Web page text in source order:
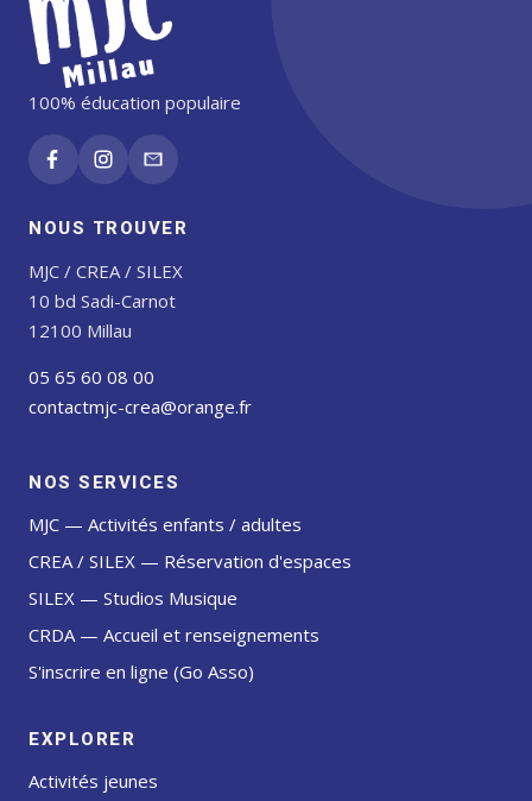
100% éducation populaire
NOUS TROUVER
MJC / CREA / SILEX
10 bd Sadi-Carnot
12100 Millau
05 65 60 08 00
contactmjc-crea@orange.fr
NOS SERVICES
MJC — Activités enfants / adultes
CREA / SILEX — Réservation d'espaces
SILEX — Studios Musique
CRDA — Accueil et renseignements
S'inscrire en ligne (Go Asso)
EXPLORER
Activités jeunes